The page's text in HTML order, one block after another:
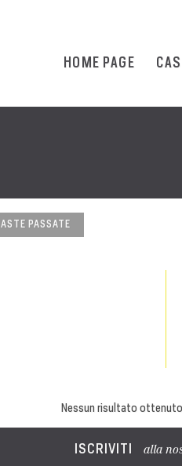
HOME PAGE
ASTE PASSATE
Nessun risultato
ISCRIVITI alla